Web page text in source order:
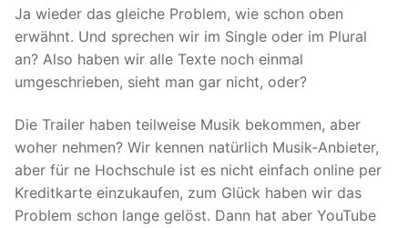
Ja wieder das gleiche Problem, wie schon oben
erwähnt. Und sprechen wir im Single oder im Plural
an? Also haben wir alle Texte noch einmal
umgeschrieben, sieht man gar nicht, oder?
Die Trailer haben teilweise Musik bekommen, aber
woher nehmen? Wir kennen natürlich Musik-Anbieter,
aber für ne Hochschule ist es nicht einfach online per
Kreditkarte einzukaufen, zum Glück haben wir das
Problem schon lange gelöst. Dann hat aber YouTube